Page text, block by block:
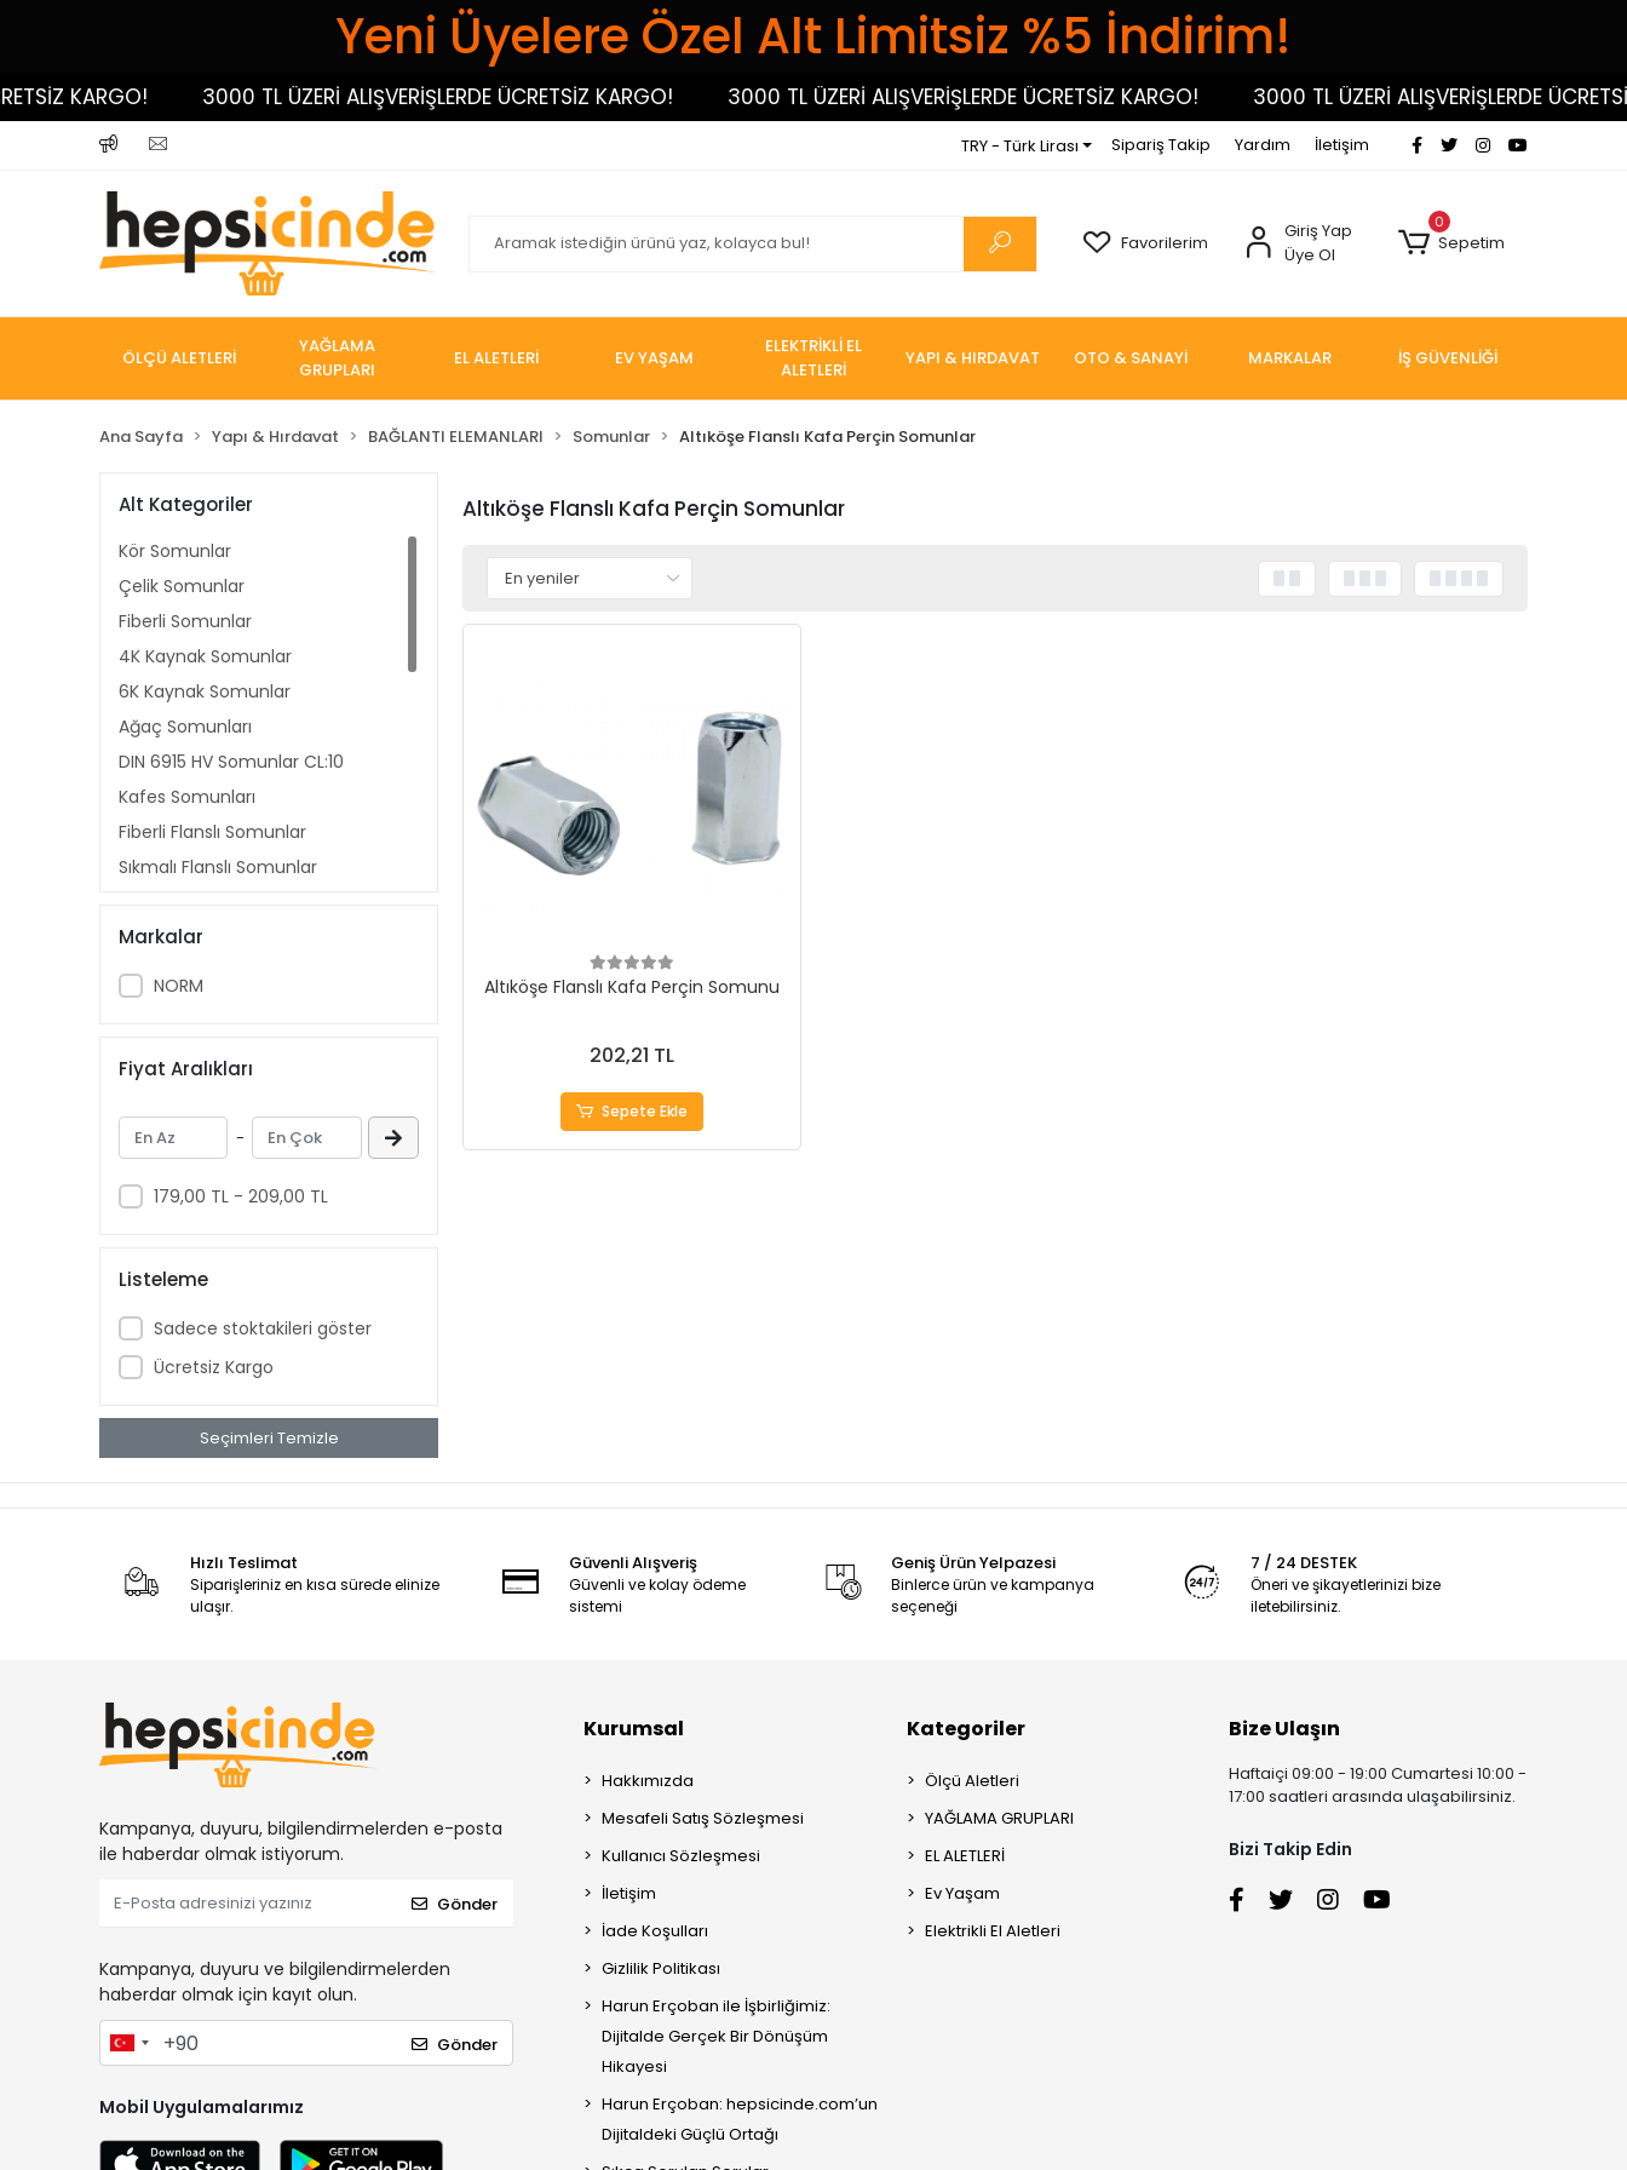
Yeni Üyelere Özel Alt Limitsiz %5 İndirim!
KARGO! 3000 TL ÜZERİ ALIŞVERİŞLERDE ÜCRETSİZ KARGO! 3000 TL ÜZERİ ALIŞVERİŞLERDE ÜCRETSİZ KARGO! 3000 TL ÜZERİ ALIŞVERİŞLERDE ÜCRETSİZ
TRY - Türk Lirası Sipariş Takip Yardım İletişim
Favorilerim
Giriş Yap
Üye Ol
0
Sepetim
ÖLÇÜ ALETLERİ
YAĞLAMA
GRUPLARI
EL ALETLERİ EV YAŞAM
ELEKTRİKLİ EL
ALETLERİ
YAPI & HIRDAVAT OTO & SANAYİ MARKALAR İŞ GÜVENLİĞİ
Ana Sayfa Yapı & Hırdavat BAĞLANTI ELEMANLARI Somunlar Altıköşe Flanslı Kafa Perçin Somunlar
Alt Kategoriler
Kör Somunlar
Çelik Somunlar
Fiberli Somunlar
4K Kaynak Somunlar
6K Kaynak Somunlar
Ağaç Somunları
DIN 6915 HV Somunlar CL:10
Kafes Somunları
Fiberli Flanslı Somunlar
Sıkmalı Flanslı Somunlar
Somunlar
Somunlar
Altıköşe Flanslı Kafa Perçin
Somunlar
Sıkmalı Somunlar
Kontra Somunlar
Flanslı Somunlar
Silindir Somunlar
Markalar
NORM
Fiyat Aralıkları
-
179,00 TL - 209,00 TL
Listeleme
Sadece stoktakileri göster
Ücretsiz Kargo
Seçimleri Temizle
Altıköşe Flanslı Kafa Perçin Somunlar
Altıköşe Flanslı Kafa Perçin Somunu
202,21 TL
Sepete Ekle
Hızlı Teslimat
Siparişleriniz en kısa sürede elinize
ulaşır.
Güvenli Alışveriş
Güvenli ve kolay ödeme
sistemi
Geniş Ürün Yelpazesi
Binlerce ürün ve kampanya
seçeneği
7 / 24 DESTEK
Öneri ve şikayetlerinizi bize
iletebilirsiniz.
Kampanya, duyuru, bilgilendirmelerden e-posta
ile haberdar olmak istiyorum.
Gönder
Kampanya, duyuru ve bilgilendirmelerden
haberdar olmak için kayıt olun.
Gönder
Mobil Uygulamalarımız
Kurumsal
Hakkımızda
Mesafeli Satış Sözleşmesi
Kullanıcı Sözleşmesi
İletişim
İade Koşulları
Gizlilik Politikası
Harun Erçoban ile İşbirliğimiz:
Dijitalde Gerçek Bir Dönüşüm
Hikayesi
Harun Erçoban: hepsicinde.com’un
Dijitaldeki Güçlü Ortağı
Kategoriler
Ölçü Aletleri
YAĞLAMA GRUPLARI
EL ALETLERİ
Ev Yaşam
Elektrikli El Aletleri
Bize Ulaşın
Haftaiçi 09:00 - 19:00 Cumartesi 10:00 -
17:00 saatleri arasında ulaşabilirsiniz.
Bizi Takip Edin